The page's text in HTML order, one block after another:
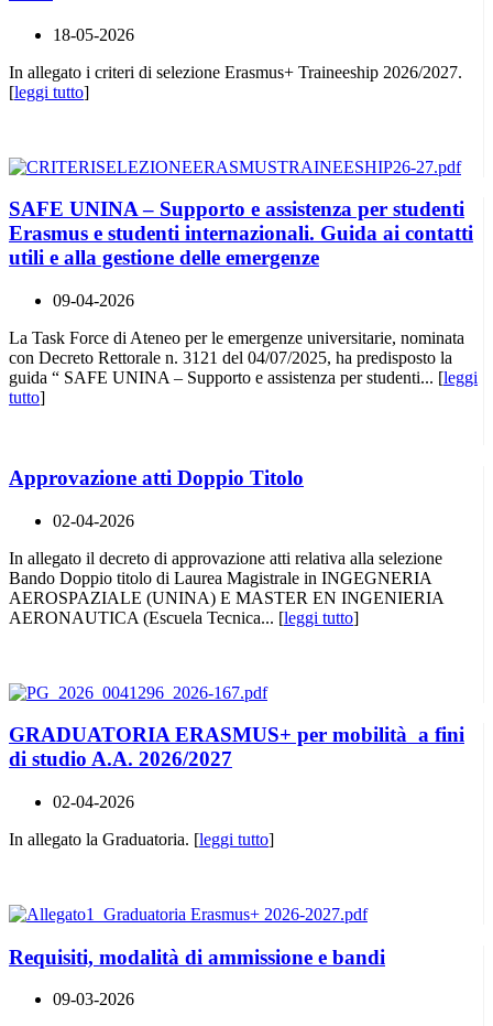
18-05-2026
In allegato i criteri di selezione Erasmus+ Traineeship 2026/2027.
[leggi tutto]
SAFE UNINA – Supporto e assistenza per studenti
Erasmus e studenti internazionali. Guida ai contatti
utili e alla gestione delle emergenze
09-04-2026
La Task Force di Ateneo per le emergenze universitarie, nominata
con Decreto Rettorale n. 3121 del 04/07/2025, ha predisposto la
guida “ SAFE UNINA – Supporto e assistenza per studenti... [leggi
tutto]
Approvazione atti Doppio Titolo
02-04-2026
In allegato il decreto di approvazione atti relativa alla selezione
Bando Doppio titolo di Laurea Magistrale in INGEGNERIA
AEROSPAZIALE (UNINA) E MASTER EN INGENIERIA
AERONAUTICA (Escuela Tecnica... [leggi tutto]
GRADUATORIA ERASMUS+ per mobilità a fini
di studio A.A. 2026/2027
02-04-2026
In allegato la Graduatoria. [leggi tutto]
Requisiti, modalità di ammissione e bandi
09-03-2026